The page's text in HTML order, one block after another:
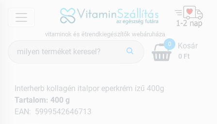
menu
vitaminok és étrendkiegészítők webáruháza
keresés
0
0 Ft
Kosár
Interherb kollagén italpor eperkrém ízű 400g
Tartalom: 400 g
EAN: 5999542646713